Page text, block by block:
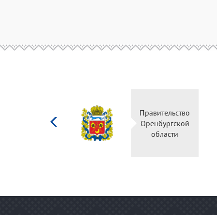
Министерство
культуры
Российской